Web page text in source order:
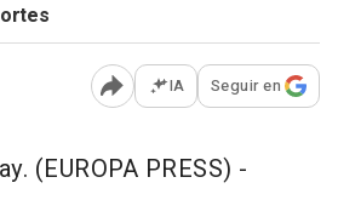
Abrir opciones para
IA Seguir en
(EUROPA PRESS) -